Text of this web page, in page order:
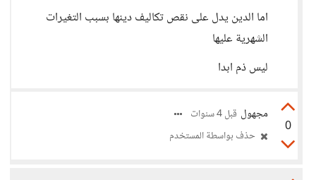
اما الدين يدل على نقص تكاليف دينها بسبب التغيرات
الشهرية عليها
ليس ذم ابدا
0
مجهول قبل 4 سنوات
حذف بواسطة المستخدم